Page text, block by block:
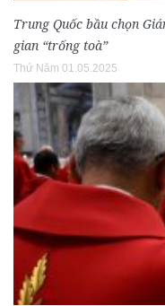
Trung Quốc bầu chọn
gian “trống toà”
Thứ Năm 01.05.2025